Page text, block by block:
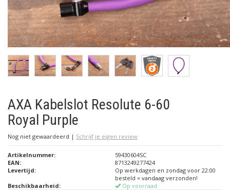
AXA Kabelslot Resolute 6-60
Royal Purple
Nog niet gewaardeerd | Schrijf je eigen review
Artikelnummer:
59430604SC
EAN:
8713249277424
Levertijd:
Op werkdagen en zondag voor 22:00
besteld = vandaag verzonden!
Beschikbaarheid:
Op voorraad